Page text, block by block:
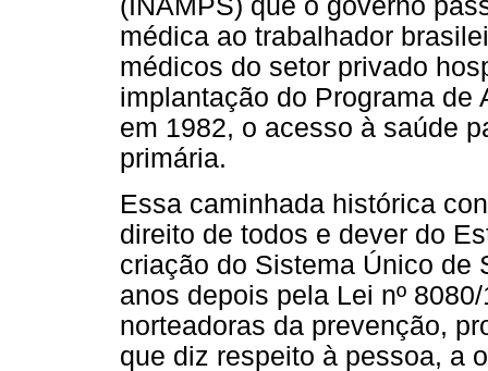
(INAMPS) que o governo
médica ao trabalhador
médicos do setor privado
implantação do Programa de
em 1982, o acesso à saúde
primária.
Essa caminhada histórica
direito de todos e dever do
criação do Sistema Único de
anos depois pela Lei nº
norteadoras da prevenção,
que diz respeito à pessoa, a